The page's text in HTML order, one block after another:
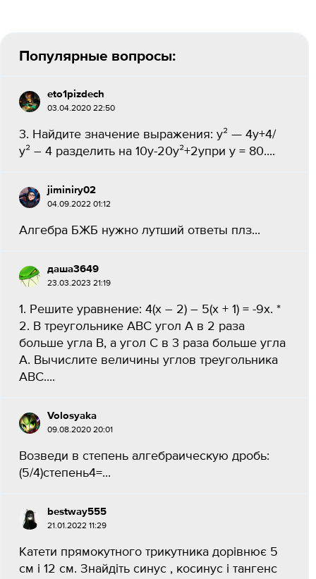
Популярные вопросы:
eto1pizdech
03.04.2020 22:50
3. Найдите значение выражения: у² — 4y+4/
у² – 4 разделить на 10y-20у²+2yпри у = 80.​...
jiminiry02
04.09.2022 01:12
Алгебра БЖБ нужно лутший ответы плз​...
даша3649
23.03.2023 21:19
1. Решите уравнение: 4(х – 2) – 5(х + 1) = -9х. *
2. В треугольнике АВС угол А в 2 раза
больше угла В, а угол С в 3 раза больше угла
А. Вычислите величины углов треугольника
АВС....
Volosyaka
09.08.2020 20:01
Возведи в степень алгебраическую дробь:
(5/4)степень4=...
bestway555
21.01.2022 11:29
Катети прямокутного трикутника дорівнює 5
см і 12 см. Знайдіть синус , косинус і тангенс